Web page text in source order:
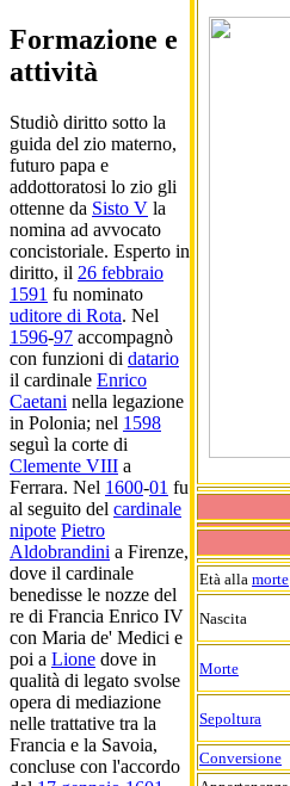
Età alla morte
Nascita
Morte
Sepoltura
Conversione
Formazione e
attività
Studiò diritto sotto la
guida del zio materno,
futuro papa e
addottoratosi lo zio gli
ottenne da Sisto V la
nomina ad avvocato
concistoriale. Esperto in
diritto, il 26 febbraio
1591 fu nominato
uditore di Rota. Nel
1596-97 accompagnò
con funzioni di datario
il cardinale Enrico
Caetani nella legazione
in Polonia; nel 1598
seguì la corte di
Clemente VIII a
Ferrara. Nel 1600-01 fu
al seguito del cardinale
nipote Pietro
Aldobrandini a Firenze,
dove il cardinale
benedisse le nozze del
re di Francia Enrico IV
con Maria de' Medici e
poi a Lione dove in
qualità di legato svolse
opera di mediazione
nelle trattative tra la
Francia e la Savoia,
concluse con l'accordo